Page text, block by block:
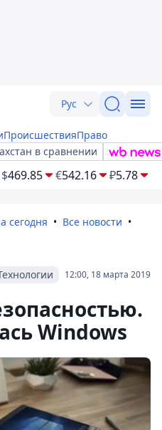
Рус
ПроисшествияПраво
в сравнении
$469.85 €542.16 ₽5.78
сегодня
Все новости
12:00, 18 марта 2019
Windows